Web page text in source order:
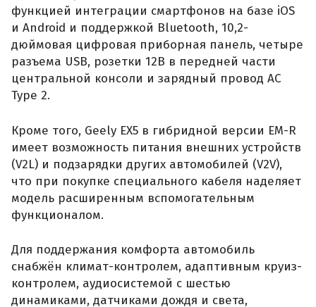
функцией интеграции смартфонов на базе iOS
и Android и поддержкой Bluetooth, 10,2-
дюймовая цифровая приборная панель, четыре
разъема USB, розетки 12В в передней части
центральной консоли и зарядный провод AC
Type 2.
Кроме того, Geely EX5 в гибридной версии EM-R
имеет возможность питания внешних устройств
(V2L) и подзарядки других автомобилей (V2V),
что при покупке специального кабеля наделяет
модель расширенным вспомогательным
функционалом.
Для поддержания комфорта автомобиль
снабжён климат-контролем, адаптивным круиз-
контролем, аудиосистемой с шестью
динамиками, датчиками дождя и света,